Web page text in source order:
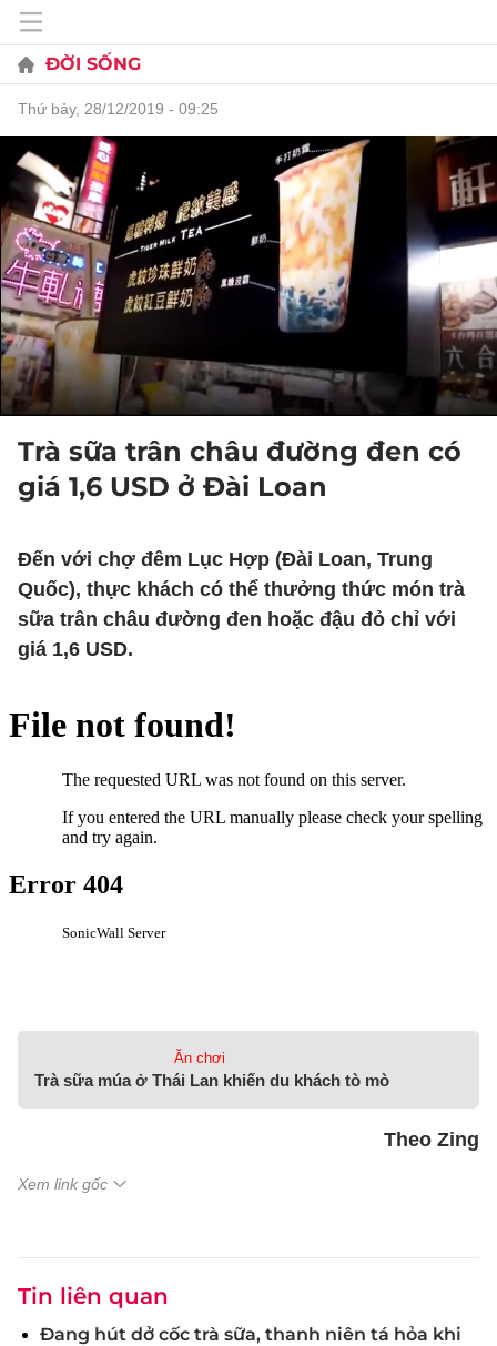
ĐỜI SỐNG
thứ bảy, 28/12/2019 - 09:25
Trà sữa trân châu đường đen có
giá 1,6 USD ở Đài Loan
Đến với chợ đêm Lục Hợp (Đài Loan, Trung
Quốc), thực khách có thể thưởng thức món trà
sữa trân châu đường đen hoặc đậu đỏ chỉ với
giá 1,6 USD.
Ăn chơi
Trà sữa múa ở Thái Lan khiến du khách tò mò
Theo Zing
Xem link gốc
Tin liên quan
Đang hút dở cốc trà sữa, thanh niên tá hỏa khi